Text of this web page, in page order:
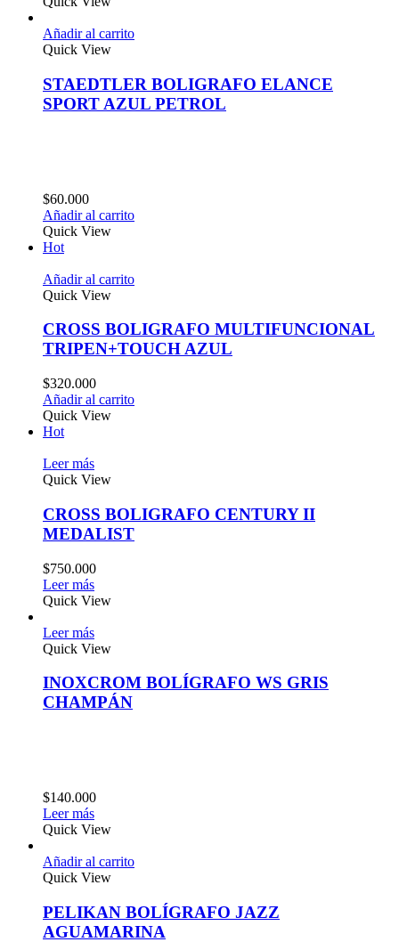
Añadir al carrito
Quick View
STAEDTLER BOLIGRAFO ELANCE
SPORT AZUL PETROL
$60.000
Añadir al carrito
Quick View
Hot
Añadir al carrito
Quick View
CROSS BOLIGRAFO MULTIFUNCIONAL
TRIPEN+TOUCH AZUL
$320.000
Añadir al carrito
Quick View
Hot
Leer más
Quick View
CROSS BOLIGRAFO CENTURY II
MEDALIST
$750.000
Leer más
Quick View
Leer más
Quick View
INOXCROM BOLÍGRAFO WS GRIS
CHAMPÁN
$140.000
Leer más
Quick View
Añadir al carrito
Quick View
PELIKAN BOLÍGRAFO JAZZ
AGUAMARINA